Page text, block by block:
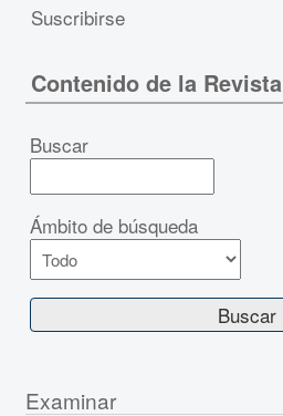
Suscribirse
Contenido de la Revista
Buscar
Ámbito de búsqueda
Examinar